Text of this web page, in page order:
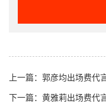
上一篇： 郭彦均出场费代
下一篇： 黄雅莉出场费代